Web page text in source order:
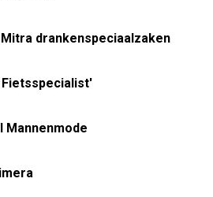
Mitra drankenspeciaalzaken
Mannenmode